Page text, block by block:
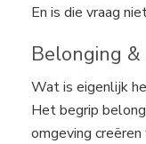
En is die vraag
Belonging &
Wat is eigenlijk
Het begrip
omgeving